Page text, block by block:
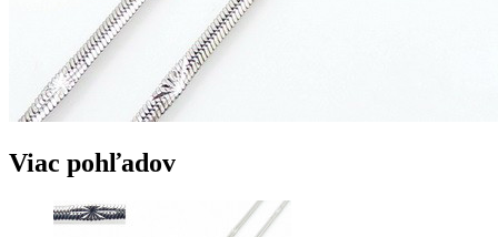
Viac pohľadov